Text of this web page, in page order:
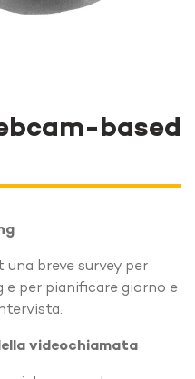
based
breve survey per
e per pianificare giorno e
videochiamata